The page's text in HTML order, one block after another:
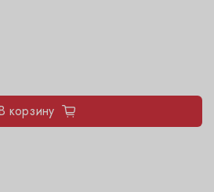
корзину